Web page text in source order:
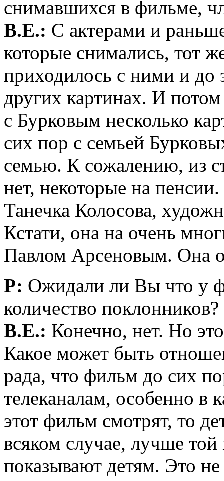
снимавшихся в фильме,
В.Е.: С актерами и
которые снимались, тот
приходилось с ними и до
других картинах. И
с Бурковым несколько
сих пор с семьей
семью. К сожалению, из
нет, некоторые на
Танечка Колосова,
Кстати, она на очень
Павлом Арсеновым. Она
Р: Ожидали ли Вы что у
количество
В.Е.: Конечно, нет. Но
Какое может быть
рада, что фильм до сих
телеканалам, особенно в
этот фильм смотрят, то
всяком случае, лучше
показывают детям. Это